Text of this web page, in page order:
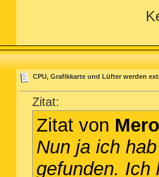
CPU, Grafikkarte und Lüfter werden
Zitat:
Zitat von
Nun ja ich
gefunden. Ich